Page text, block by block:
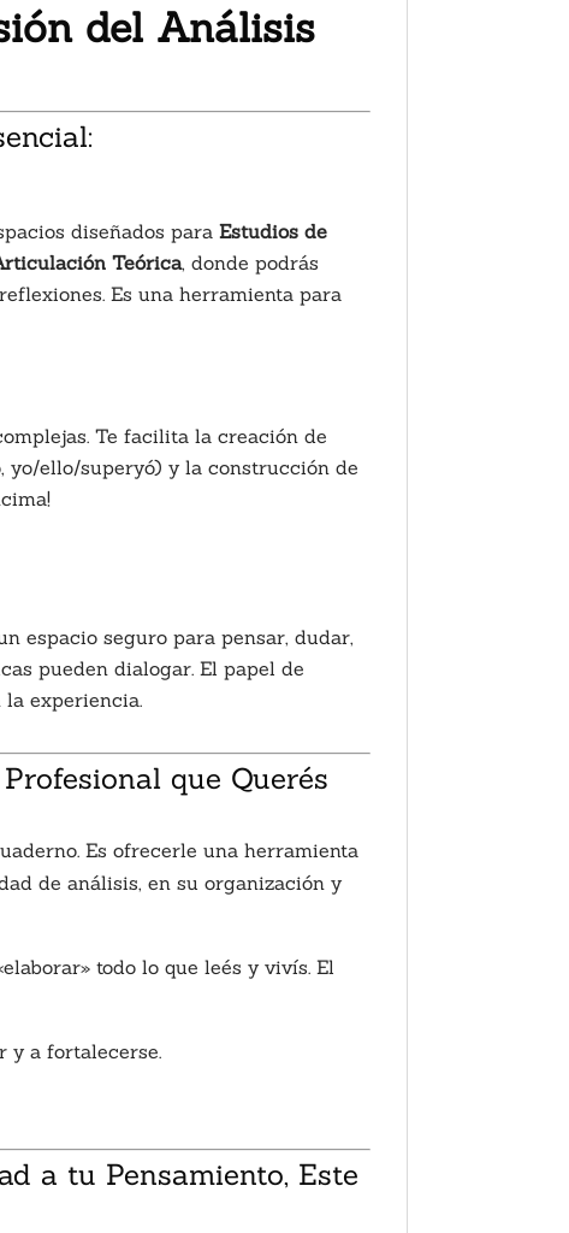
del Análisis
diseñados paraEstudios de
Teórica, donde podrás
Es una herramienta para
Te facilita la creación de
yo/ello/superyó) y la construcción de
espacio seguro para pensar, dudar,
pueden dialogar. El papel de
experiencia.
que Querés
Es ofrecerle una herramienta
de análisis, en su organización y
todo lo que leés y vivís. El
y a fortalecerse.
a tu Pensamiento, Este